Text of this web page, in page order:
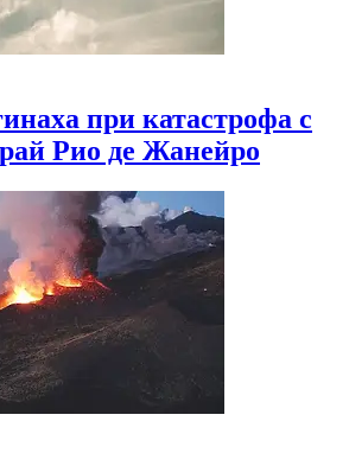
при катастрофа с
Рио де Жанейро